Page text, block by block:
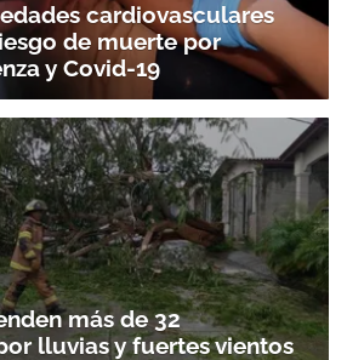
cardiovasculares
de muerte por
y Covid-19
más de 32
lluvias y fuertes vientos